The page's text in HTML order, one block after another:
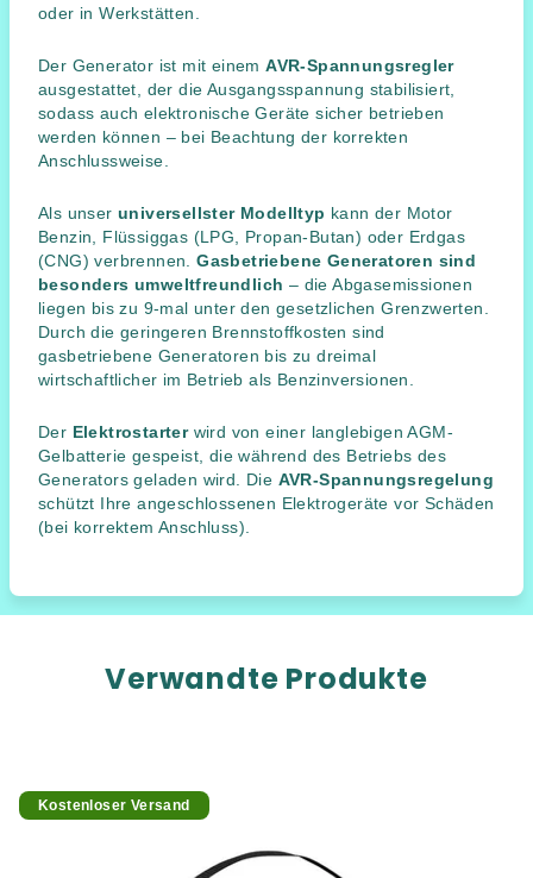
oder in Werkstätten.
Der Generator ist mit einemAVR-Spannungsregler
ausgestattet, der die Ausgangsspannung stabilisiert,
sodass auch elektronische Geräte sicher betrieben
werden können – bei Beachtung der korrekten
Anschlussweise.
Als unser universellster Modelltyp kann der Motor
Benzin, Flüssiggas (LPG, Propan-Butan) oder Erdgas
(CNG) verbrennen.Gasbetriebene Generatoren sind
besonders umweltfreundlich – die Abgasemissionen
liegen bis zu 9-mal unter den gesetzlichen Grenzwerten.
Durch die geringeren Brennstoffkosten sind
gasbetriebene Generatoren bis zu dreimal
wirtschaftlicher im Betrieb als Benzinversionen.
Der Elektrostarterwird von einer langlebigen AGM-
Gelbatterie gespeist, die während des Betriebs des
Generators geladen wird. Die AVR-Spannungsregelung
schützt Ihre angeschlossenen Elektrogeräte vor Schäden
(bei korrektem Anschluss).
Verwandte Produkte
Kostenloser Versand